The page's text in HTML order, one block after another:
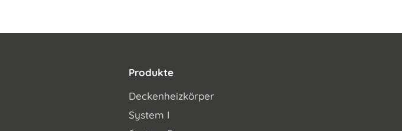
Produkte
Deckenheizkörper
System I